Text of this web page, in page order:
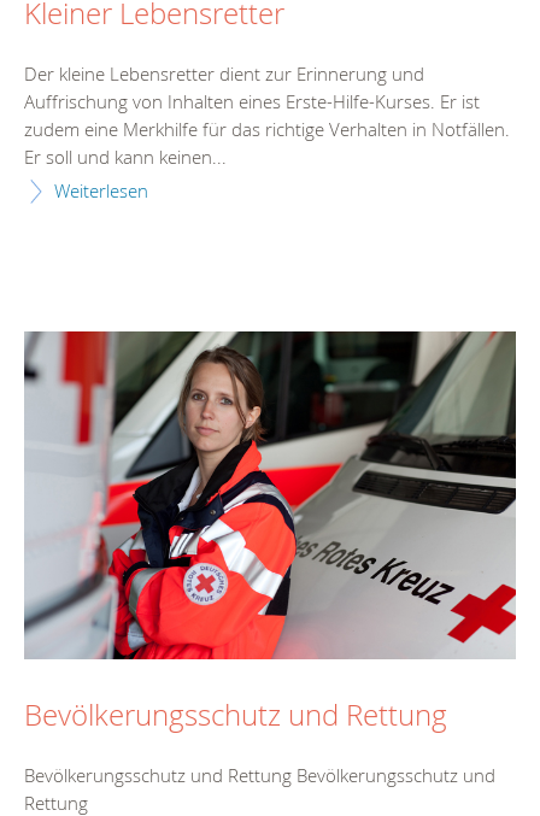
Kleiner Lebensretter
Der kleine Lebensretter dient zur Erinnerung und
Auffrischung von Inhalten eines Erste-Hilfe-Kurses. Er ist
zudem eine Merkhilfe für das richtige Verhalten in Notfällen.
Er soll und kann keinen...
Weiterlesen
Bevölkerungsschutz und Rettung
Bevölkerungsschutz und Rettung Bevölkerungsschutz und
Rettung